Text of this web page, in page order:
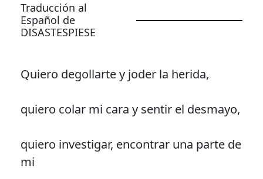
Traducción al
Español de
DISASTESPIESE
Quiero degollarte y joder la herida,
quiero colar mi cara y sentir el desmayo,
quiero investigar, encontrar una parte de
mi